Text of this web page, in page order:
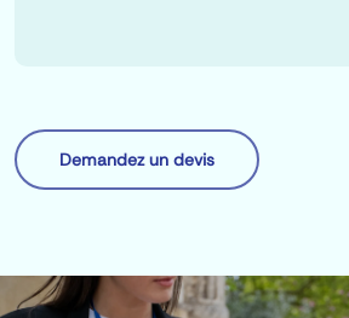
Demandez un devis